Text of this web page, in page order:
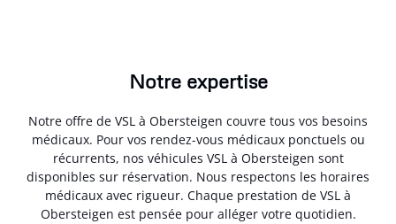
Notre expertise
Notre offre de VSL à Obersteigen couvre tous vos besoins
médicaux. Pour vos rendez-vous médicaux ponctuels ou
récurrents, nos véhicules VSL à Obersteigen sont
disponibles sur réservation. Nous respectons les horaires
médicaux avec rigueur. Chaque prestation de VSL à
Obersteigen est pensée pour alléger votre quotidien.